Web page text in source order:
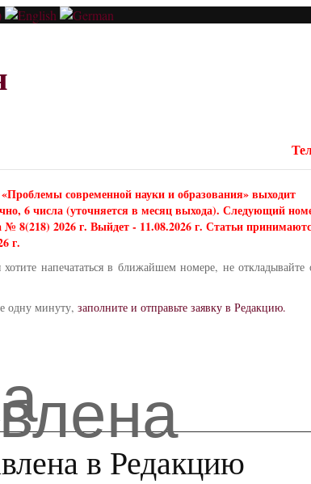
современной науки и образования» выходит
6 числа (уточняется в месяц выхода). Следующий
№ 8(218) 2026 г. Выйдет - 11.08.2026 г. Статьи
г.
напечататься в ближайшем номере, не откладывайте
одну минуту, заполните и отправьте заявку в Редакцию.
в Редакцию